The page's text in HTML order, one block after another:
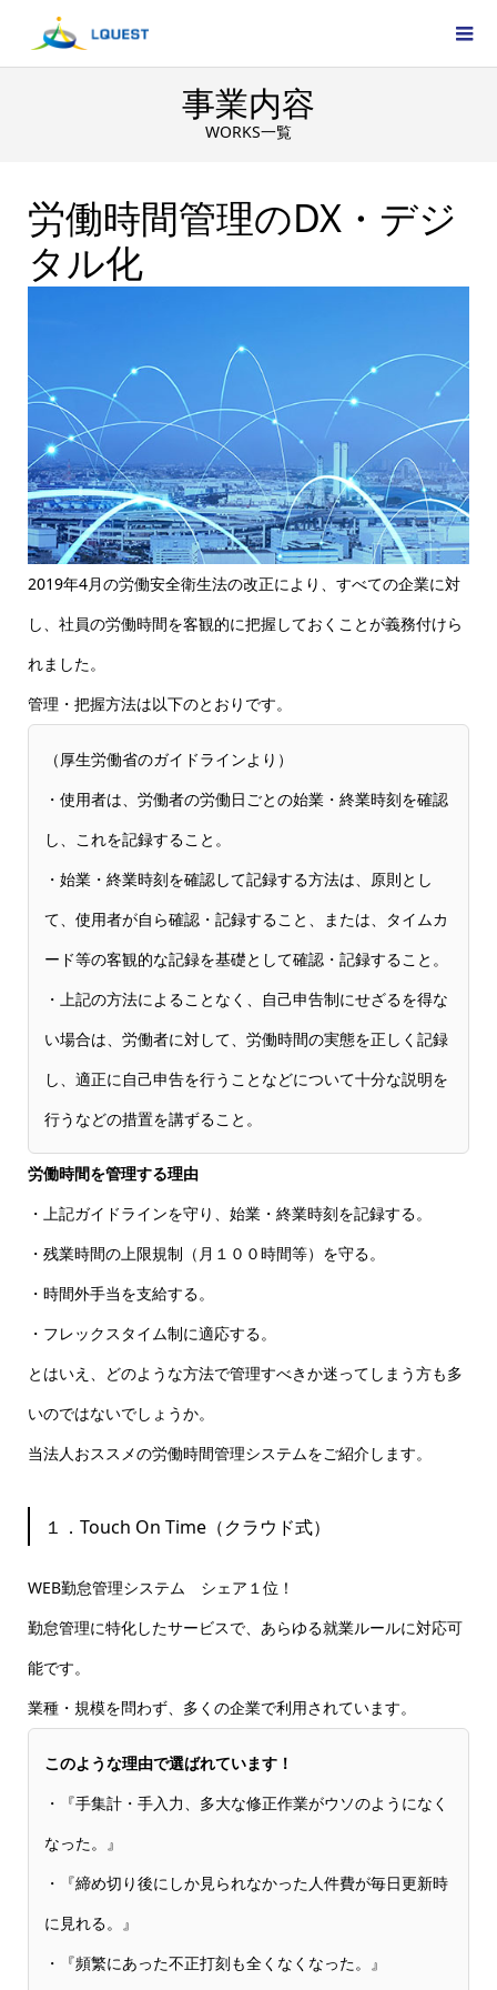
事業内容
WORKS一覧
労働時間管理のDX・デジ
タル化
2019年4月の労働安全衛生法の改正により、すべての企業に対
し、社員の労働時間を客観的に把握しておくことが義務付けら
れました。
管理・把握方法は以下のとおりです。
（厚生労働省のガイドラインより）
・使用者は、労働者の労働日ごとの始業・終業時刻を確認
し、これを記録すること。
・始業・終業時刻を確認して記録する方法は、原則とし
て、使用者が自ら確認・記録すること、または、タイムカ
ード等の客観的な記録を基礎として確認・記録すること。
・上記の方法によることなく、自己申告制にせざるを得な
い場合は、労働者に対して、労働時間の実態を正しく記録
し、適正に自己申告を行うことなどについて十分な説明を
行うなどの措置を講ずること。
労働時間を管理する理由
・上記ガイドラインを守り、始業・終業時刻を記録する。
・残業時間の上限規制（月１００時間等）を守る。
・時間外手当を支給する。
・フレックスタイム制に適応する。
とはいえ、どのような方法で管理すべきか迷ってしまう方も多
いのではないでしょうか。
当法人おススメの労働時間管理システムをご紹介します。
１．Touch On Time（クラウド式）
WEB勤怠管理システム シェア１位！
勤怠管理に特化したサービスで、あらゆる就業ルールに対応可
能です。
業種・規模を問わず、多くの企業で利用されています。
このような理由で選ばれています！
・『手集計・手入力、多大な修正作業がウソのようになく
なった。』
・『締め切り後にしか見られなかった人件費が毎日更新時
に見れる。』
・『頻繁にあった不正打刻も全くなくなった。』